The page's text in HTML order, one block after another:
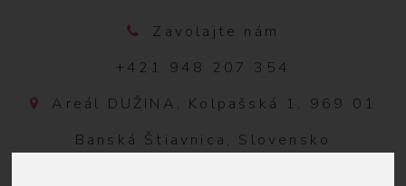
Zavolajte nám
+421 948 207 354
Areál DUŽINA, Kolpašská 1, 969 01
Banská Štiavnica, Slovensko